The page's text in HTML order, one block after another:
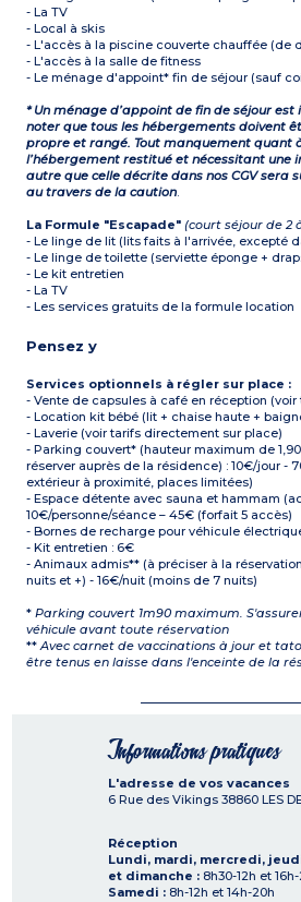
- La TV
- Local à skis
- L'accès à la piscine couverte chauffée (de
- L'accès à la salle de fitness
- Le ménage d'appoint* fin de séjour (sauf
* Un ménage d’appoint de fin de séjour est
noter que tous les hébergements doivent
propre et rangé. Tout manquement quant
l’hébergement restitué et nécessitant une
autre que celle décrite dans nos CGV sera
au travers de la caution.
La Formule "Escapade"(court séjour de 2
- Le linge de lit (lits faits à l'arrivée, excepté
- Le linge de toilette (serviette éponge +
- Le kit entretien
- La TV
- Les services gratuits de la formule location
Pensez y
Services optionnels à régler sur place :
- Vente de capsules à café en réception (voir
- Location kit bébé (lit + chaise haute +
- Laverie (voir tarifs directement sur place)
- Parking couvert* (hauteur maximum de
réserver auprès de la résidence) : 10€/jour -
extérieur à proximité, places limitées)
- Espace détente avec sauna et hammam
10€/personne/séance – 45€ (forfait 5 accès)
- Bornes de recharge pour véhicule
- Kit entretien : 6€
- Animaux admis** (à préciser à la
nuits et +) - 16€/nuit (moins de 7 nuits)
*Parking couvert 1m90 maximum.
véhicule avant toute réservation
**Avec carnet de vaccinations à jour et
être tenus en laisse dans l'enceinte de la
Informations pratiques
L'adresse de vos vacances
6 Rue des Vikings 38860 LES
Réception
Lundi, mardi, mercredi,
et dimanche : 8h30-12h et
Samedi : 8h-12h et 14h-20h